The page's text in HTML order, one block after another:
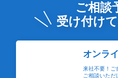
ご相談
受け付け
オンラ
来社不要！ご
ご相談いただ